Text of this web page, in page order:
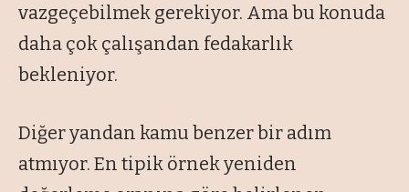
vazgeçebilmek gerekiyor. Ama bu konuda
daha çok çalışandan fedakarlık
bekleniyor.
Diğer yandan kamu benzer bir adım
atmıyor. En tipik örnek yeniden